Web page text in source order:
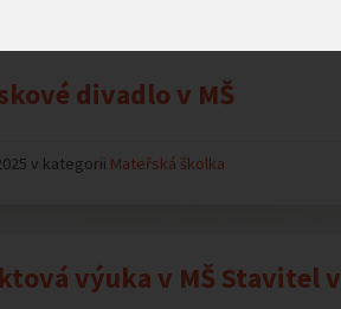
divadlo v MŠ
v kategorii Mateřská školka
výuka v MŠ Stavitel